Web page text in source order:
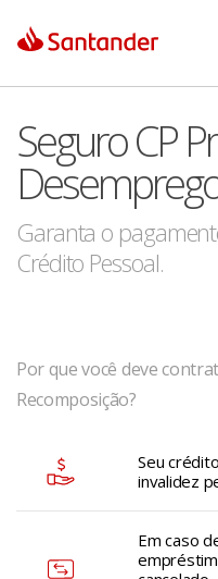
App Santander
App Santander
Seguro CP
Garanta o
Crédito Pessoal.
Por que você deve
Recomposição?
Seu
invalidez
Em caso